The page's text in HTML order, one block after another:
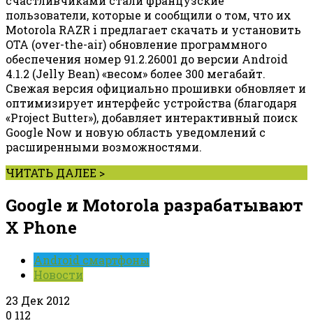
пользователи, которые и сообщили о том, что их
Motorola RAZR i предлагает скачать и установить
OTA (over-the-air) обновление программного
обеспечения номер 91.2.26001 до версии Android
4.1.2 (Jelly Bean) «весом» более 300 мегабайт.
Свежая версия официально прошивки обновляет и
оптимизирует интерфейс устройства (благодаря
«Project Butter»), добавляет интерактивный поиск
Google Now и новую область уведомлений с
расширенными возможностями.
ЧИТАТЬ ДАЛЕЕ >
Google и Motorola разрабатывают
X Phone
Android смартфоны
Новости
23 Дек 2012
0 112